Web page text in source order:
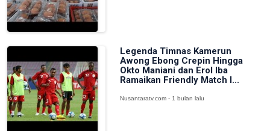
Legenda Timnas Kamerun
Awong Ebong Crepin Hingga
Okto Maniani dan Erol Iba
Ramaikan Friendly Match I...
Nusantaratv.com - 1 bulan lalu